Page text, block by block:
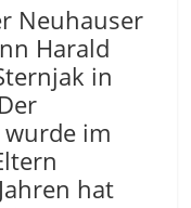
Neuhauser
Harald
in
im
hat